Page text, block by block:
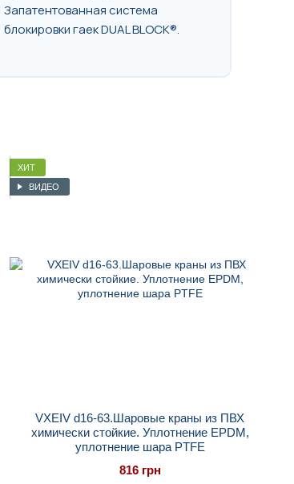
Запатентованная система
блокировки гаек DUAL BLOCK®.
ХИТ
ВИДЕО
VXEIV d16-63.Шаровые краны из ПВХ
химически стойкие. Уплотнение EPDM,
уплотнение шара PTFE
816 грн